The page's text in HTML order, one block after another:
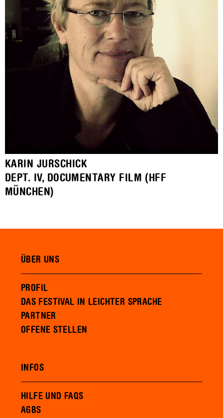
KARIN JURSCHICK
DEPT. IV, DOCUMENTARY FILM (HFF
MÜNCHEN)
ÜBER UNS
PROFIL
DAS FESTIVAL IN LEICHTER SPRACHE
PARTNER
OFFENE STELLEN
INFOS
HILFE UND FAQS
AGBS